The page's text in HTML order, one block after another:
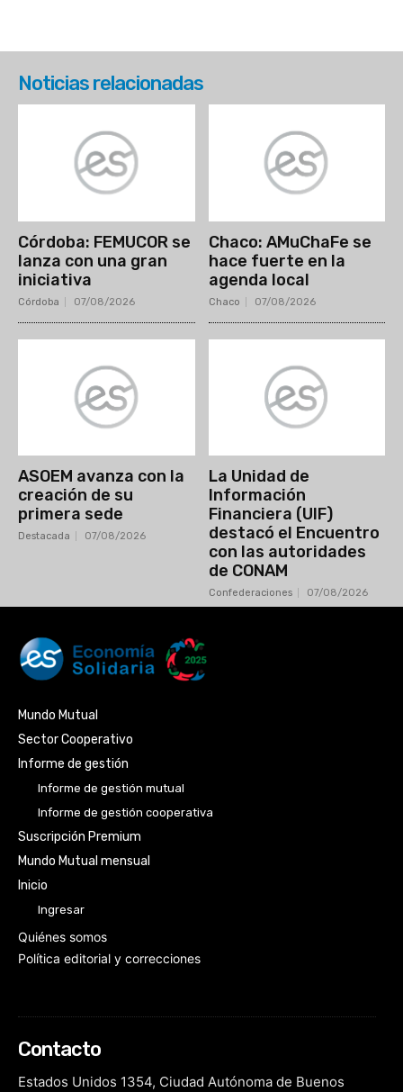
Noticias relacionadas
Córdoba: FEMUCOR se
lanza con una gran
iniciativa
Córdoba 07/08/2026
Chaco: AMuChaFe se
hace fuerte en la
agenda local
Chaco 07/08/2026
ASOEM avanza con la
creación de su
primera sede
Destacada 07/08/2026
La Unidad de
Información
Financiera (UIF)
destacó el Encuentro
con las autoridades
de CONAM
Confederaciones 07/08/2026
Mundo Mutual
Sector Cooperativo
Informe de gestión
Informe de gestión mutual
Informe de gestión cooperativa
Suscripción Premium
Mundo Mutual mensual
Inicio
Ingresar
Quiénes somos
Política editorial y correcciones
Contacto
Estados Unidos 1354, Ciudad Autónoma de Buenos